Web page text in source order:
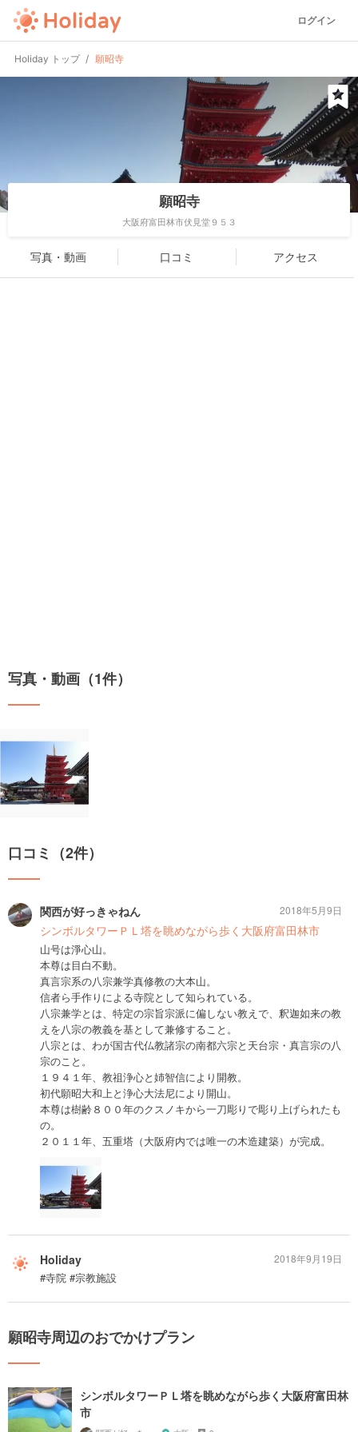
ログイン
Holiday トップ 願昭寺
願昭寺
大阪府富田林市伏見堂９５３
写真・動画 口コミ アクセス
写真・動画（1件）
口コミ（2件）
関西が好っきゃねん
シンボルタワーＰＬ塔を眺めながら歩く大阪府富田林市
山号は淨心山。
本尊は目白不動。
真言宗系の八宗兼学真修教の大本山。
信者ら手作りによる寺院として知られている。
八宗兼学とは、特定の宗旨宗派に偏しない教えで、釈迦如来の教
えを八宗の教義を基として兼修すること。
八宗とは、わが国古代仏教諸宗の南都六宗と天台宗・真言宗の八
宗のこと。
１９４１年、教祖浄心と姉智信により開教。
初代願昭大和上と浄心大法尼により開山。
本尊は樹齢８００年のクスノキから一刀彫りで彫り上げられたも
の。
２０１１年、五重塔（大阪府内では唯一の木造建築）が完成。
2018年5月9日
Holiday
#寺院 #宗教施設
2018年9月19日
願昭寺周辺のおでかけプラン
シンボルタワーＰＬ塔を眺めながら歩く大阪府富田林
市